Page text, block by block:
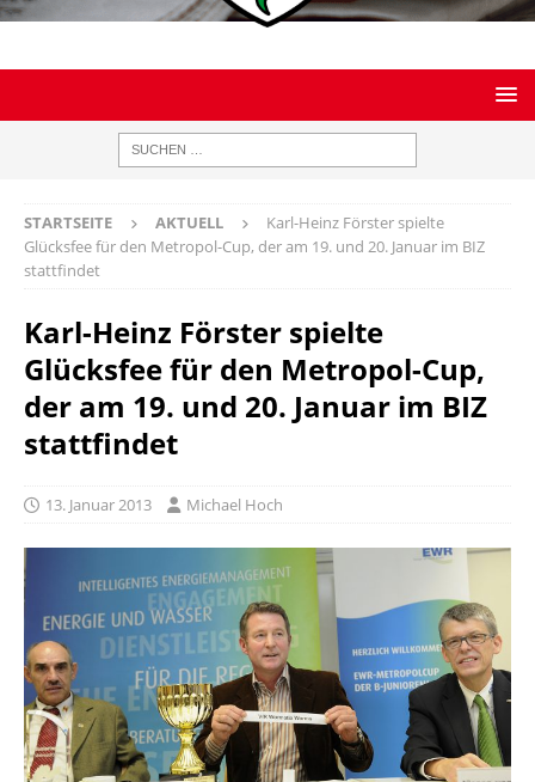
STARTSEITE AKTUELL
Karl-Heinz Förster spielte
Glücksfee für den Metropol-Cup, der am 19. und 20. Januar im BIZ
stattfindet
Karl-Heinz Förster spielte
Glücksfee für den Metropol-Cup,
der am 19. und 20. Januar im BIZ
stattfindet
13. Januar 2013 Michael Hoch